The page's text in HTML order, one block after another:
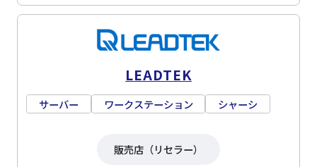
LEADTEK
サーバー ワークステーション シャーシ
販売店（リセラー）